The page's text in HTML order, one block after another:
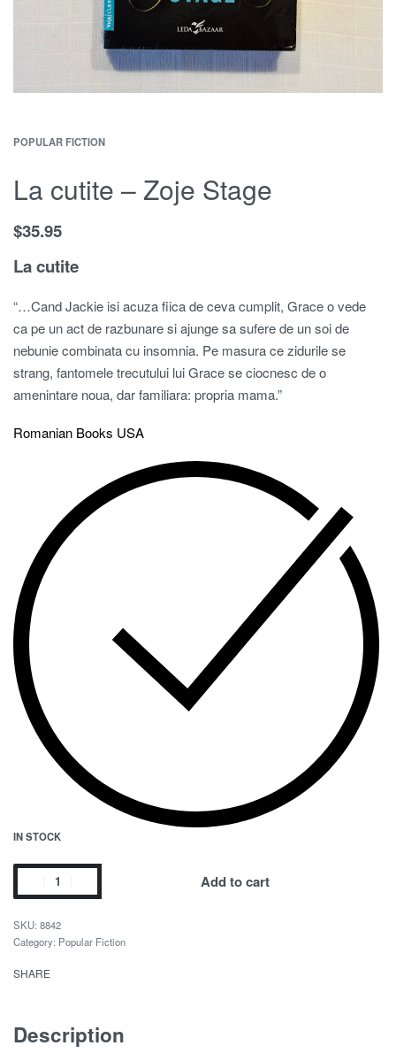
POPULAR FICTION
La cutite – Zoje Stage
$35.95
La cutite
“…Cand Jackie isi acuza fiica de ceva cumplit, Grace o vede
ca pe un act de razbunare si ajunge sa sufere de un soi de
nebunie combinata cu insomnia. Pe masura ce zidurile se
strang, fantomele trecutului lui Grace se ciocnesc de o
amenintare noua, dar familiara: propria mama.”
Romanian Books USA
IN STOCK
Add to cart
8842
Category: Popular Fiction
SHARE
Description